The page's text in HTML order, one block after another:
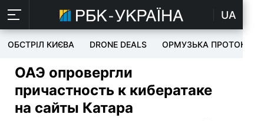
UA
ОБСТРІЛ КИЄВА DRONE DEALS ОРМУЗЬКА ПРОТОКА
ОАЭ опровергли
причастность к кибератаке
на сайты Катара